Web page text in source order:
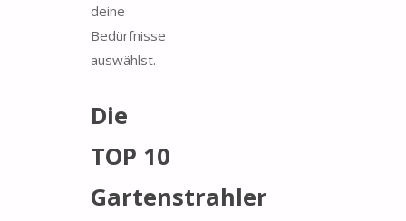
deine
Bedürfnisse
auswählst.
Die
TOP 10
Gartenstrahler